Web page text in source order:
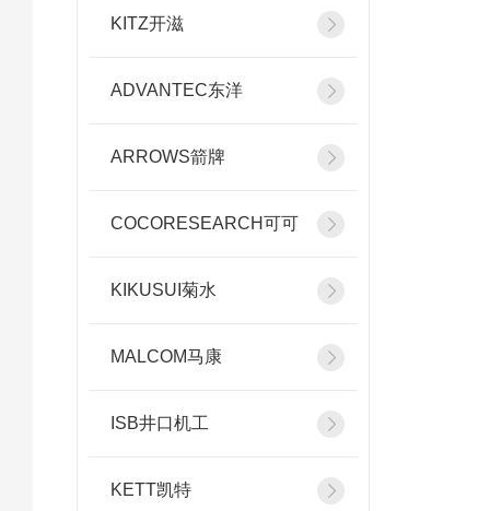
KITZ开滋
ADVANTEC东洋
ARROWS箭牌
COCORESEARCH可可
KIKUSUI菊水
MALCOM马康
ISB井口机工
KETT凯特